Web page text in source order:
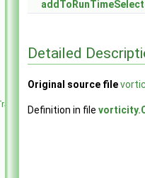
Detailed
Original source file
Definition in file